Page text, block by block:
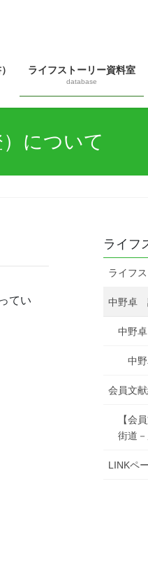
ライフストーリー資料室
database
について
てい
ライフ
ライフ
中野卓
中野
中
会員文
【会
街道
LINKペ